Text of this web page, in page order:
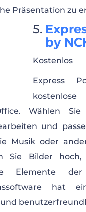
Präsentation zu
by
Kostenlos
Express
Wählen
und
Musik oder
Sie Bilder hoch,
Elemente der
hat